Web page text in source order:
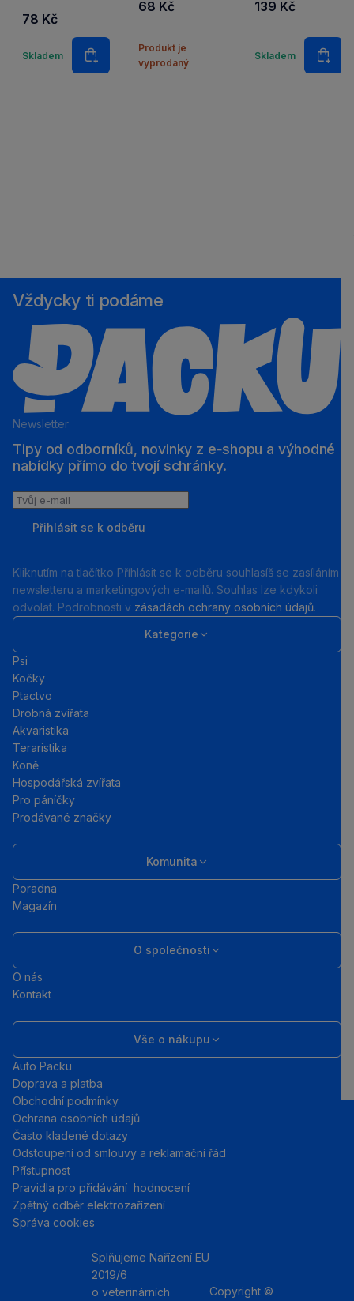
78 Kč
Skladem
Množství
Do košíku
68 Kč
Produkt je
vyprodaný
139 Kč
Skladem
Do
Vždycky ti podáme
Newsletter
Tipy od odborníků, novinky z e‑shopu a výhodné
nabídky přímo do tvojí schránky.
Tvůj
Přihlásit se k odběru
Kliknutím na tlačítko Příhlásit se k odběru souhlasíš se zasíláním
newsletteru a marketingových e-mailů. Souhlas lze kdykoli
odvolat. Podrobnosti v zásadách ochrany osobních údajů.
Kategorie
Psi
Kočky
Ptactvo
Drobná zvířata
Akvaristika
Teraristika
Koně
Hospodářská zvířata
Pro páníčky
Prodávané značky
Komunita
Poradna
Magazín
O společnosti
O nás
Kontakt
Vše o nákupu
Auto Packu
Doprava a platba
Obchodní podmínky
Ochrana osobních údajů
Často kladené dotazy
Odstoupení od smlouvy a reklamační řád
Přístupnost
Pravidla pro přidávání hodnocení
Zpětný odběr elektrozařízení
Správa cookies
Splňujeme Nařízení EU
2019/6
o veterinárních
Copyright ©